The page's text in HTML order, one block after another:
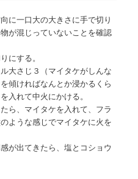
に一口大の大きさに手で切り
が混じっていないことを確認
にする。
大さじ３（マイタケがしんな
傾ければなんとか浸かるくら
入れて中火にかける。
ら、マイタケを入れて、フラ
ような感じでマイタケに火を
が出てきたら、塩とコショウ